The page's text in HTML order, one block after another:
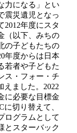
力になる」とい
震災遺児となっ
2012年度にスタ
（以下、みちの
の子どもたちの
年度からは日本
若者や子どもた
ス・フォー・チ
えました。2022
に必要な目標金
切り替えて、
ログラムとして
とスターバック